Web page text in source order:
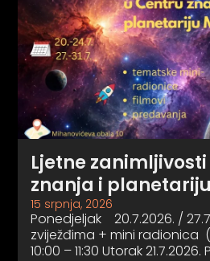
Ljetne
znanja i
15 srpnja, 2026
Ponedjeljak 20.7.2026. /
zviježđima + mini radionica
10:00 – 11:30 Utorak 21.7.2026.